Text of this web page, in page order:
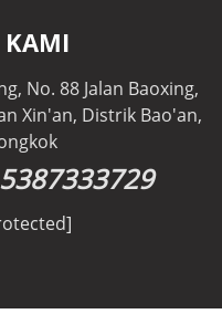
No. 88 Jalan Baoxing,
Xin'an, Distrik Bao'an,